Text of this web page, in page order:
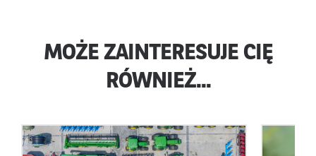
MOŻE ZAINTERESUJE CIĘ
RÓWNIEŻ...